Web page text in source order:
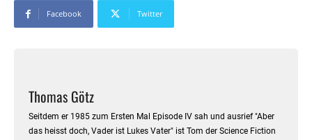
Facebook Twitter
Thomas Götz
Seitdem er 1985 zum Ersten Mal Episode IV sah und ausrief "Aber
das heisst doch, Vader ist Lukes Vater" ist Tom der Science Fiction